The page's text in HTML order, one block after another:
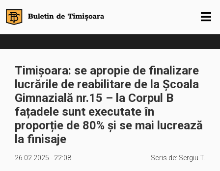
Timișoara: se apropie de finalizare
lucrările de reabilitare de la Școala
Gimnazială nr.15 – la Corpul B
fațadele sunt executate în
proporție de 80% și se mai lucrează
la finisaje
26.02.2025 - 22:08 Scris de: Sergiu T.